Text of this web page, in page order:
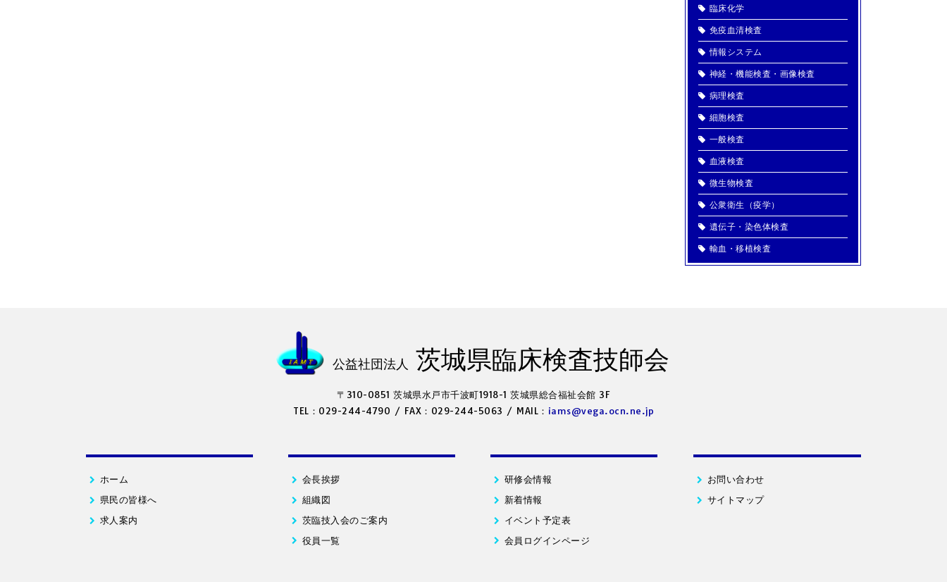
臨床化学
免疫血清検査
情報システム
神経・機能検査・画像検査
病理検査
細胞検査
一般検査
血液検査
微生物検査
公衆衛生（疫学）
遺伝子・染色体検査
輸血・移植検査
公益社団法人 茨城県臨床検査技師会
〒310-0851 茨城県水戸市千波町1918-1 茨城県総合福祉会館 3F
TEL：029-244-4790 / FAX：029-244-5063 / MAIL： iams@vega.ocn.ne.jp
ホーム
県民の皆様へ
求人案内
会長挨拶
組織図
茨臨技入会のご案内
役員一覧
研修会情報
新着情報
イベント予定表
会員ログインページ
お問い合わせ
サイトマップ